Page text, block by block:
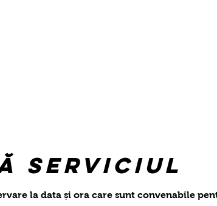
serviciul
la data și ora care sunt convenabile